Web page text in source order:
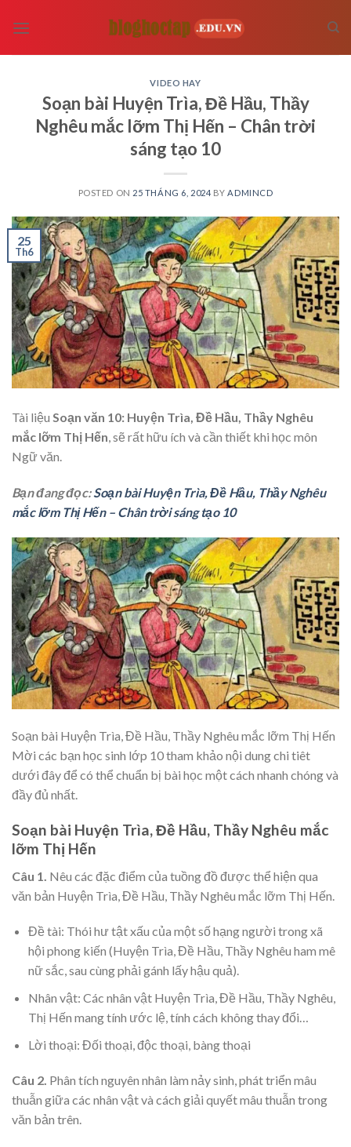
VIDEO HAY
Soạn bài Huyện Trìa, Đề Hầu, Thầy
Nghêu mắc lỡm Thị Hến – Chân trời
sáng tạo 10
POSTED ON 25 THÁNG 6, 2024 BY ADMINCD
25
Th6
Tài liệu Soạn văn 10: Huyện Trìa, Đề Hầu, Thầy Nghêu
mắc lỡm Thị Hến , sẽ rất hữu ích và cần thiết khi học môn
Ngữ văn.
Bạn đang đọc:Soạn bài Huyện Trìa, Đề Hầu, Thầy Nghêu
mắc lỡm Thị Hến – Chân trời sáng tạo 10
Soạn bài Huyện Trìa, Đề Hầu, Thầy Nghêu mắc lỡm Thị Hến
Mời các bạn học sinh lớp 10 tham khảo nội dung chi tiêt
dưới đây để có thể chuẩn bị bài học một cách nhanh chóng và
đầy đủ nhất.
Soạn bài Huyện Trìa, Đề Hầu, Thầy Nghêu mắc
lỡm Thị Hến
Câu 1. Nêu các đặc điểm của tuồng đồ được thể hiện qua
văn bản Huyện Trìa, Đề Hầu, Thầy Nghêu mắc lỡm Thị Hến.
Đề tài: Thói hư tật xấu của một số hạng người trong xã
hội phong kiến (Huyện Trìa, Đề Hầu, Thầy Nghêu ham mê
nữ sắc, sau cùng phải gánh lấy hậu quả).
Nhân vật: Các nhân vật Huyện Trìa, Đề Hầu, Thầy Nghêu,
Thị Hến mang tính ước lệ, tính cách không thay đổi…
Lời thoại: Đối thoại, độc thoại, bàng thoại
Câu 2. Phân tích nguyên nhân làm nảy sinh, phát triển mâu
thuẫn giữa các nhân vật và cách giải quyết mâu thuẫn trong
văn bản trên.